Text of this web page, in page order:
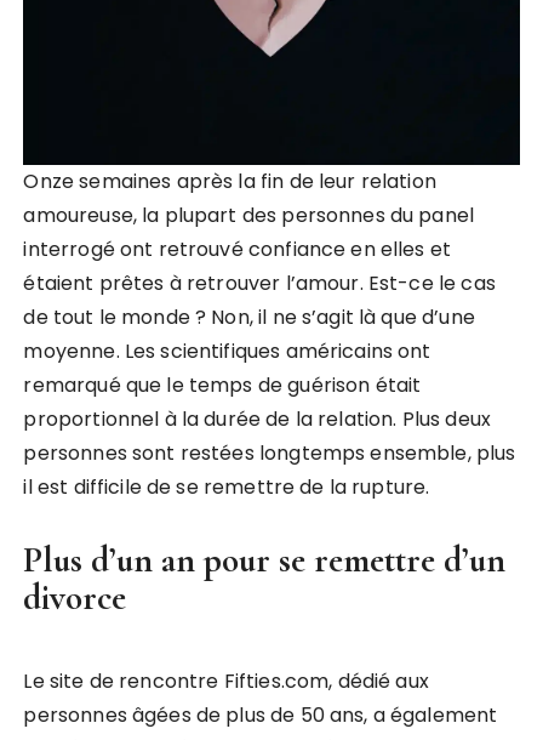
Onze semaines après la fin de leur relation
amoureuse, la plupart des personnes du panel
interrogé ont retrouvé confiance en elles et
étaient prêtes à retrouver l’amour. Est-ce le cas
de tout le monde ? Non, il ne s’agit là que d’une
moyenne. Les scientifiques américains ont
remarqué que le temps de guérison était
proportionnel à la durée de la relation. Plus deux
personnes sont restées longtemps ensemble, plus
il est difficile de se remettre de la rupture.
Plus d’un an pour se remettre d’un
divorce
Le site de rencontre Fifties.com, dédié aux
personnes âgées de plus de 50 ans, a également